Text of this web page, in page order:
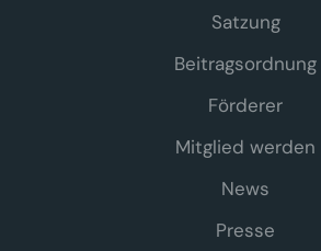
Satzung
Beitragsordnung
Förderer
Mitglied werden
News
Presse